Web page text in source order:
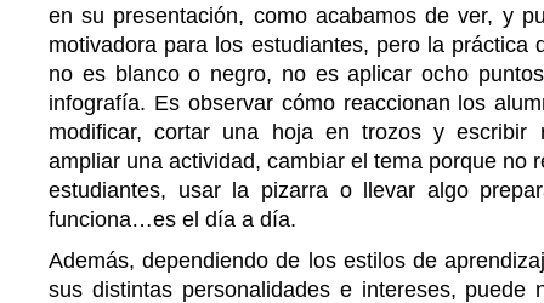
en su presentación, como acabamos de ver, y
motivadora para los estudiantes, pero la práctica
no es blanco o negro, no es aplicar ocho
infografía. Es observar cómo reaccionan los
modificar, cortar una hoja en trozos y escribir
ampliar una actividad, cambiar el tema porque no
estudiantes, usar la pizarra o llevar algo
funciona…es el día a día.
Además, dependiendo de los estilos de
sus distintas personalidades e intereses, puede